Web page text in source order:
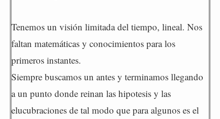
Tenemos un visión limitada del tiempo, lineal. Nos
faltan matemáticas y conocimientos para los
primeros instantes.
Siempre buscamos un antes y terminamos llegando
a un punto donde reinan las hipotesis y las
elucubraciones de tal modo que para algunos es el